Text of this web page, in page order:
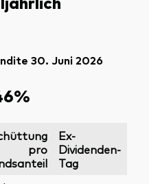
30. Juni 2026
pro
Ex-
Dividenden-
Tag